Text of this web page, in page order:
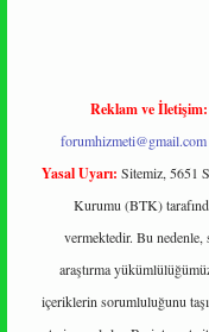
Reklam ve İletişim:
forumhizmeti@gmail.com
Yasal Uyarı: Sitemiz, 5651
Kurumu (BTK)
vermektedir. Bu
araştırma
içeriklerin sorumluluğunu